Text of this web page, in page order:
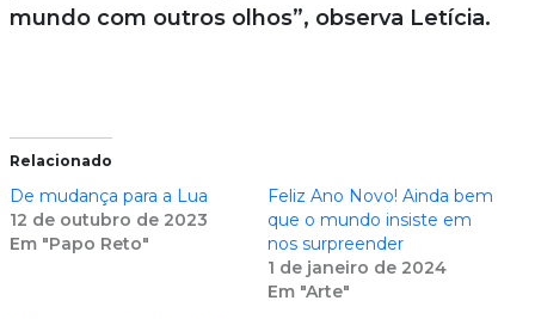
mundo com outros olhos”, observa Letícia.
Relacionado
De mudança para a Lua
12 de outubro de 2023
Em "Papo Reto"
Feliz Ano Novo! Ainda bem
que o mundo insiste em
nos surpreender
1 de janeiro de 2024
Em "Arte"